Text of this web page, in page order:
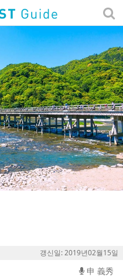
갱신일: 2019년02월15일
申 義秀